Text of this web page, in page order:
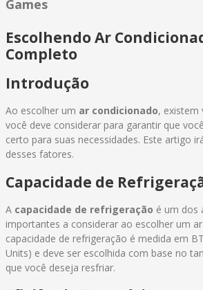
Games
Escolhendo Ar
Completo
Introdução
Ao escolher um ar condicionado, existem
você deve considerar para garantir que
certo para suas necessidades. Este artigo
desses fatores.
Capacidade de
A capacidade de refrigeração é um dos
importantes a considerar ao escolher um
capacidade de refrigeração é medida em
Units) e deve ser escolhida com base no
que você deseja resfriar.